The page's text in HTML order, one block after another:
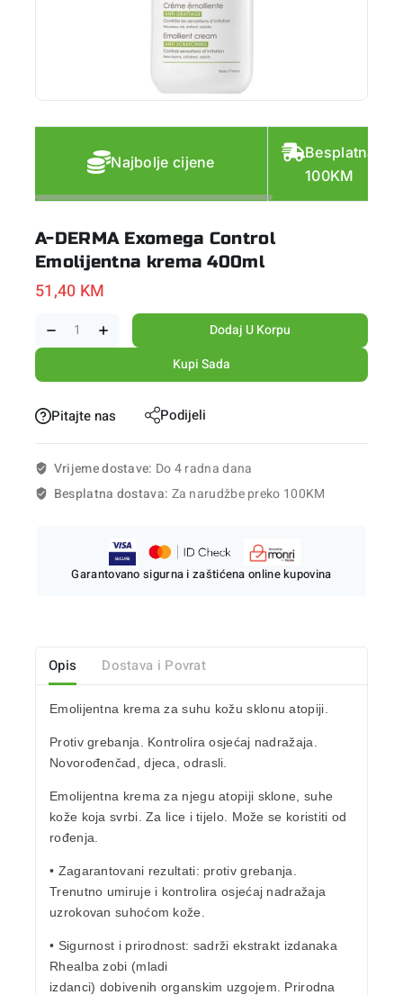
Najbolje cijene
Besplatna
100KM
A-DERMA Exomega Control
Emolijentna krema 400ml
51,40 KM
Dodaj U Korpu
Kupi Sada
Pitajte nas Podijeli
Vrijeme dostave: Do 4 radna dana
Besplatna dostava: Za narudžbe preko 100KM
Garantovano sigurna i zaštićena online kupovina
Opis Dostava i Povrat
Emolijentna krema za suhu kožu sklonu atopiji.
Protiv grebanja. Kontrolira osjećaj nadražaja.
Novorođenčad,djeca,odrasli.
Emolijentna krema za njegu atopiji sklone, suhe
kože koja svrbi. Za lice i tijelo. Može se koristiti od
rođenja.
• Zagarantovani rezultati: protiv grebanja.
Trenutno umiruje i kontrolira osjećaj nadražaja
uzrokovan suhoćom kože.
• Sigurnost i prirodnost: sadrži ekstrakt izdanaka
Rhealba zobi (mladi
izdanci) dobivenih organskim uzgojem. Prirodna